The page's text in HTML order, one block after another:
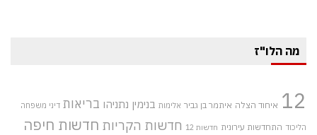
מה הלו"ז
12 איחוד הצלה איתמר בן גביר אלימות בנימין נתניהו בריאות דיני משפחה
הליכוד התחדשות עירונית חדשות 12 חדשות הקריות חדשות חיפה